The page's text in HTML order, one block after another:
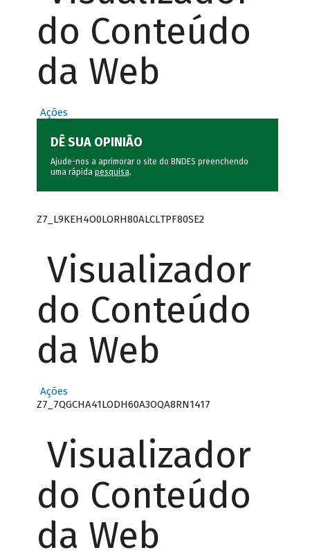
do Conteúdo
da Web
Ações
DÊ SUA OPINIÃO
Ajude-nos a aprimorar o site do BNDES preenchendo
uma rápida pesquisa.
Z7_L9KEH4O0LORH80ALCLTPF80SE2
Visualizador
do Conteúdo
da Web
Ações
Z7_7QGCHA41LODH60A3OQA8RN1417
Visualizador
do Conteúdo
da Web